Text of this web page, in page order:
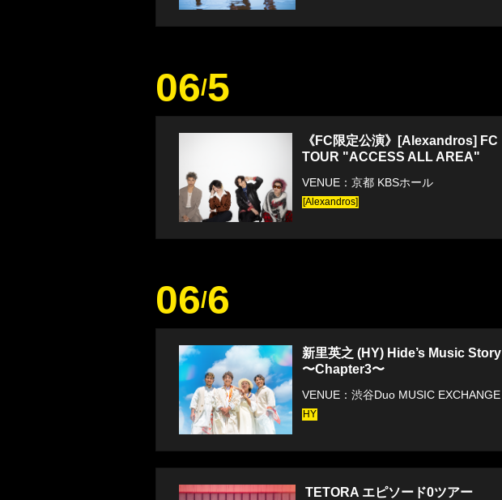
06/5
《FC限定公演》[Alexandros] FC
TOUR "ACCESS ALL AREA"
VENUE：京都 KBSホール
[Alexandros]
06/6
新里英之 (HY) Hide’s Music Story
〜Chapter3〜
VENUE：渋谷Duo MUSIC EXCHANGE
HY
TETORA エピソード0ツアー